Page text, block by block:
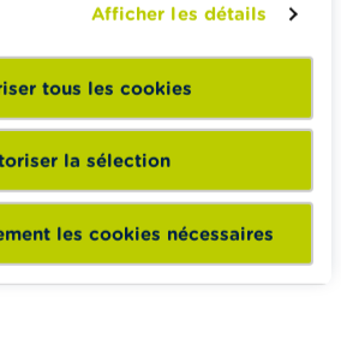
Afficher les détails
tous les cookies
la sélection
les cookies nécessaires
pédagogique varié et des
à faire de l’éducation financière et
en classe.